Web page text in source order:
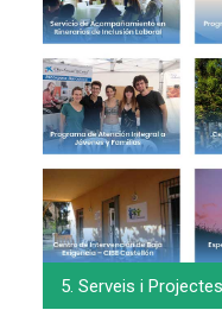
5. Serveis i Projectes